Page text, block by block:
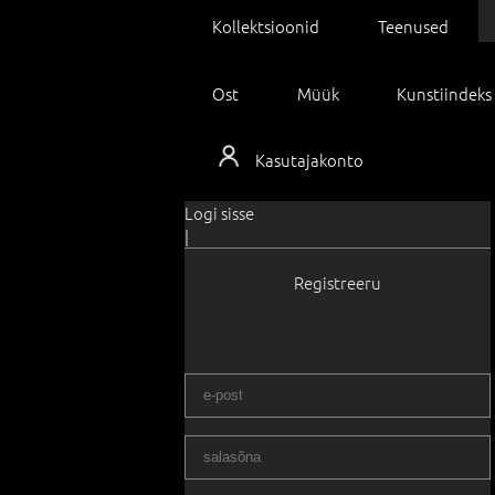
Kollektsioonid Teenused
Ost Müük Kunstiindeks
Kasutajakonto
Logi sisse
|
Registreeru